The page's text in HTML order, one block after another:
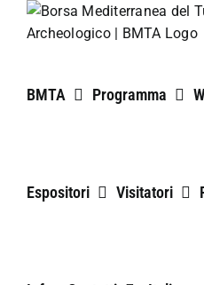
Salta
BMTA Programma
Espositori Visitatori